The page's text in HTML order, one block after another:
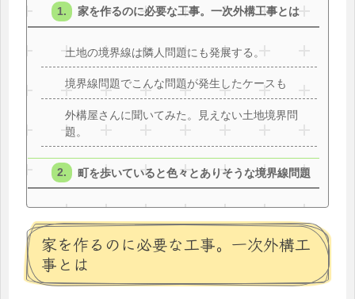
家を作るのに必要な工事。一次外構工事とは
土地の境界線は隣人問題にも発展する。
境界線問題でこんな問題が発生したケースも
外構屋さんに聞いてみた。見えない土地境界問
題。
町を歩いていると色々とありそうな境界線問題
家を作るのに必要な工事。一次外構工
事とは